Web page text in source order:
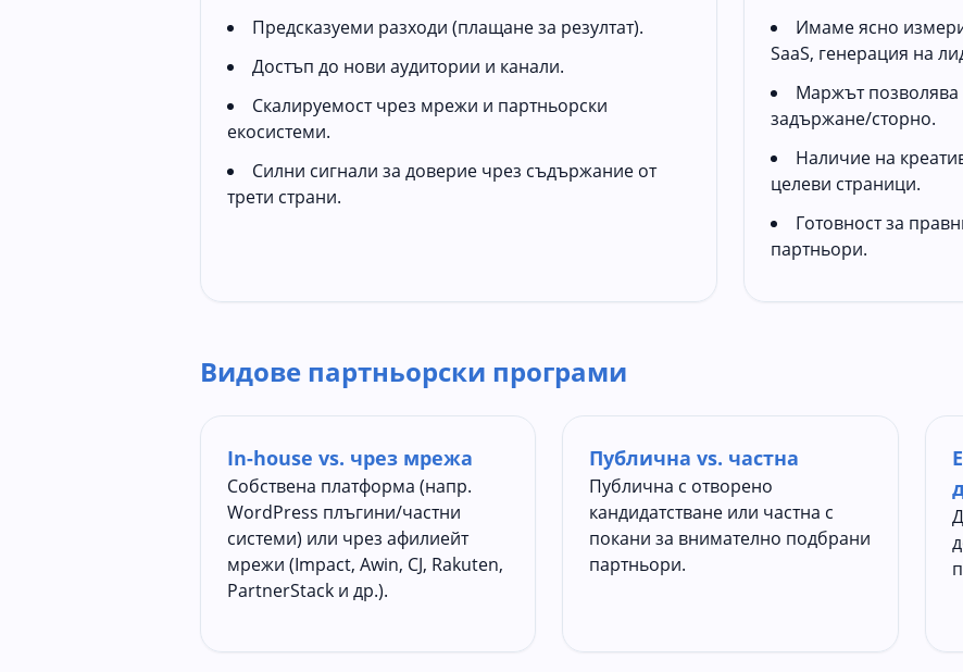
Предсказуеми разходи (плащане за резултат).
Достъп до нови аудитории и канали.
Скалируемост чрез мрежи и партньорски
екосистеми.
Силни сигнали за доверие чрез съдържание от
трети страни.
Имаме ясно
SaaS, генерация на
Маржът
задържане/сторно.
Наличие на
целеви страници.
Готовност за
партньори.
Видове партньорски програми
In-house vs. чрез мрежа
Собствена платформа (напр.
WordPress плъгини/частни
системи) или чрез афилиейт
мрежи (Impact, Awin, CJ, Rakuten,
PartnerStack и др.).
Публична vs. частна
Публична с отворено
кандидатстване или частна с
покани за внимателно подбрани
партньори.